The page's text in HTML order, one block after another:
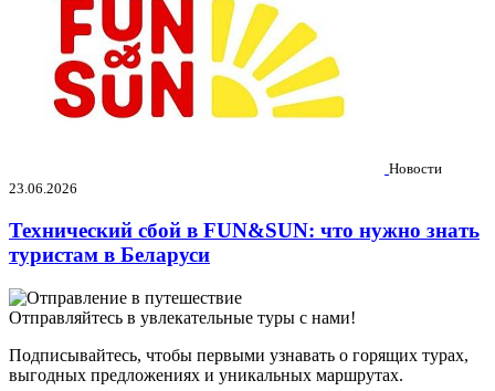
Новости
23.06.2026
Технический сбой в FUN&SUN: что нужно знать
туристам в Беларуси
Отправляйтесь в увлекательные туры с нами!
Подписывайтесь, чтобы первыми узнавать о горящих турах,
выгодных предложениях и уникальных маршрутах.